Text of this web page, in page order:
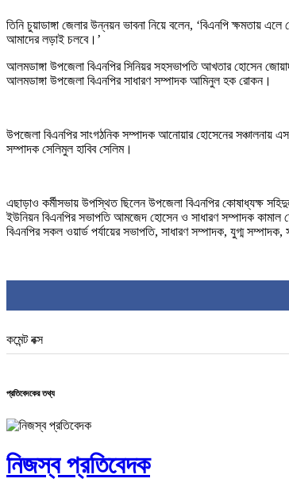
তিনি চুয়াডাঙ্গা জেলার উন্নয়ন ভাবনা নিয়ে বলেন, ‘বিএনপি ক্ষমতায়
আমাদের লড়াই চলবে।’
আলমডাঙ্গা উপজেলা বিএনপির সিনিয়র সহসভাপতি আখতার হোসেন
আলমডাঙ্গা উপজেলা বিএনপির সাধারণ সম্পাদক আমিনুল হক রোকন।
উপজেলা বিএনপির সাংগঠনিক সম্পাদক আনোয়ার হোসেনের সঞ্চালনায়
সম্পাদক সেলিমুল হাবিব সেলিম।
এছাড়াও কর্মীসভায় উপস্থিত ছিলেন উপজেলা বিএনপির কোষাধ্যক্ষ
ইউনিয়ন বিএনপির সভাপতি আমজেদ হোসেন ও সাধারণ সম্পাদক কামাল
বিএনপির সকল ওয়ার্ড পর্যায়ের সভাপতি, সাধারণ সম্পাদক, যুগ্ম
কমেন্ট বক্স
প্রতিবেদকের তথ্য
নিজস্ব প্রতিবেদক